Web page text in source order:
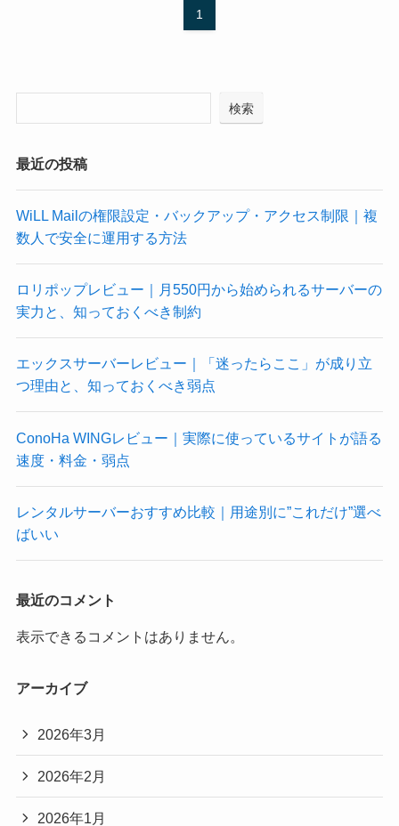
1
検索
最近の投稿
WiLL Mailの権限設定・バックアップ・アクセス制限｜複
数人で安全に運用する方法
ロリポップレビュー｜月550円から始められるサーバーの
実力と、知っておくべき制約
エックスサーバーレビュー｜「迷ったらここ」が成り立
つ理由と、知っておくべき弱点
ConoHa WINGレビュー｜実際に使っているサイトが語る
速度・料金・弱点
レンタルサーバーおすすめ比較｜用途別に”これだけ”選べ
ばいい
最近のコメント
表示できるコメントはありません。
アーカイブ
2026年3月
2026年2月
2026年1月